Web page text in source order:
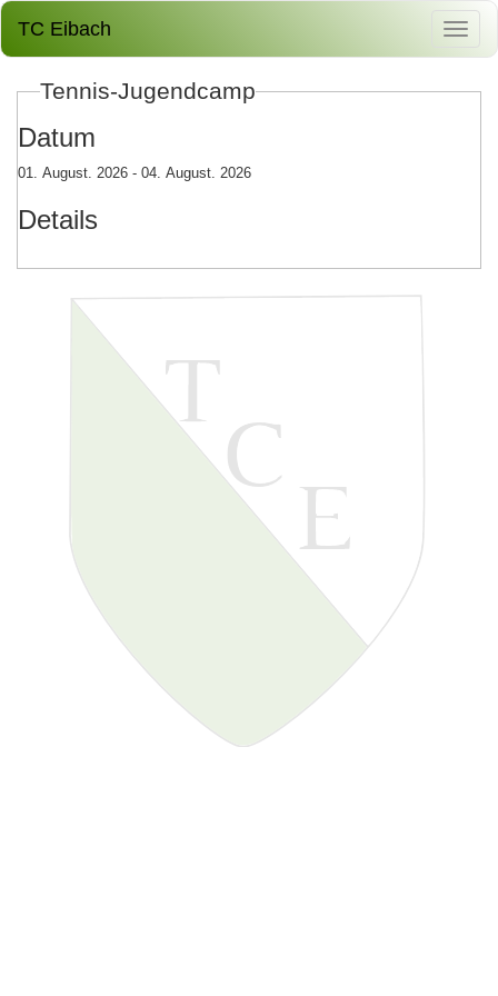
TC Eibach
Tennis-Jugendcamp
Datum
01. August. 2026 - 04. August. 2026
Details